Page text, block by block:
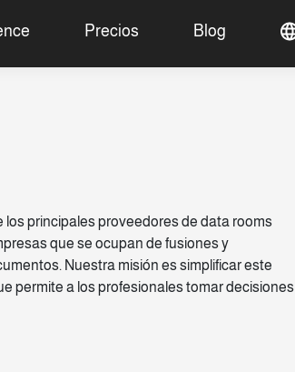
Precios Blog
principales proveedores de data rooms
que se ocupan de fusiones y
Nuestra misión es simplificar este
permite a los profesionales tomar decisiones